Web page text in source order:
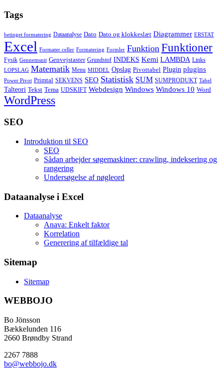
Tags
betinget formatering Dataanalyse Dato Dato og klokkeslæt Diagrammer ERSTAT
Excel Formater celler Formatering Formler Funktion Funktioner
Fysik Gennemsnit Genvejstaster Grundstof INDEKS Kemi LAMBDA Links
LOPSLAG Matematik Menu MIDDEL Opslag Pivottabel Plugin plugins
Power Pivot Primtal SEKVENS SEO Statistisk SUM SUMPRODUKT Tabel
Talteori Tekst Tema UDSKIFT Webdesign Windows Windows 10 Word
WordPress
SEO
Introduktion til SEO
SEO
Sådan arbejder søgemaskiner: crawling, indeksering og
rangering
Undersøgelse af nøgleord
Dataanalyse i Excel
Dataanalyse
Anava: Enkelt faktor
Korrelation
Generering af tilfældige tal
Sitemap
Sitemap
WEBBOJO
Bo Jönsson
Bækkelunden 116
2660 Brøndby Strand
2267 7888
bo@webbojo.dk